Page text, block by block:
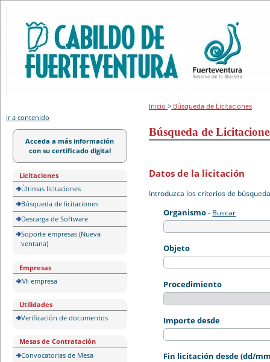
Ir a contenido
Acceda a más información
con su certificado digital
Licitaciones
Últimas licitaciones
Búsqueda de licitaciones
Descarga de Software
Soporte empresas (Nueva
ventana)
Empresas
Mi empresa
Utilidades
Verificación de documentos
Mesas de Contratación
Convocatorias de Mesa
Inicio> Búsqueda de Licitaciones
Búsqueda de
Introduzca los criterios de
Datos de la licitación
Organismo- Buscar
Objeto
Procedimiento
Importe desde
Fin licitación desde (dd/